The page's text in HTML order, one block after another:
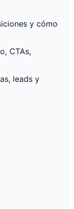
y cómo
CTAs,
leads y